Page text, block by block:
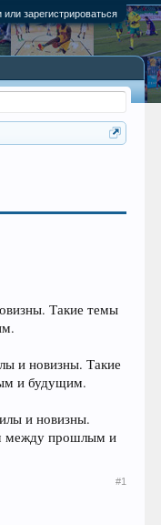
или зарегистрироваться
Такие темы
и новизны. Такие
и будущим.
и новизны.
между прошлым и
#1